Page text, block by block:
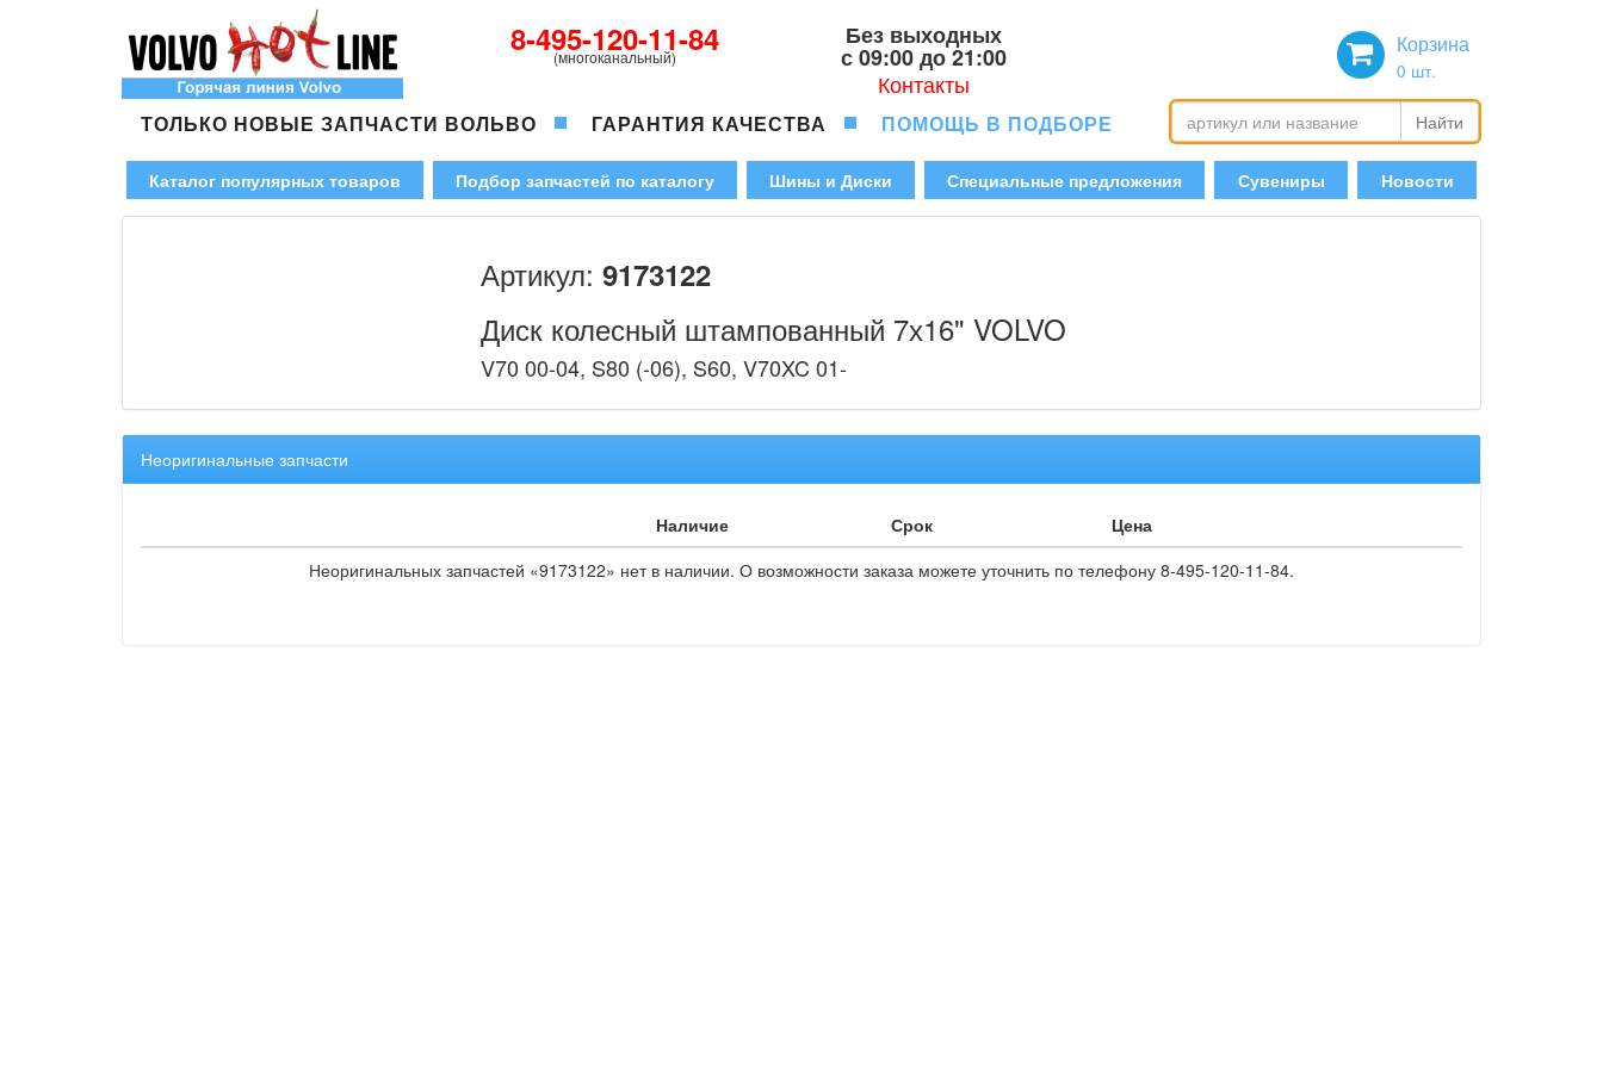
8-495-120-11-84
(многоканальный)
Без выходных
с 09:00 до 21:00
Контакты
Корзина
0 шт.
ТОЛЬКО НОВЫЕ ЗАПЧАСТИ ВОЛЬВО ГАРАНТИЯ КАЧЕСТВА ПОМОЩЬ В ПОДБОРЕ Найти
Каталог популярных товаров Подбор запчастей по каталогу Шины и Диски Специальные предложения Сувениры Новости
Артикул: 9173122
Диск колесный штампованный 7х16" VOLVO
V70 00-04, S80 (-06), S60, V70XC 01-
Неоригинальные запчасти
Наличие Срок
Цена
Неоригинальных запчастей «9173122» нет в наличии. О возможности заказа можете уточнить по телефону 8-495-120-11-84.